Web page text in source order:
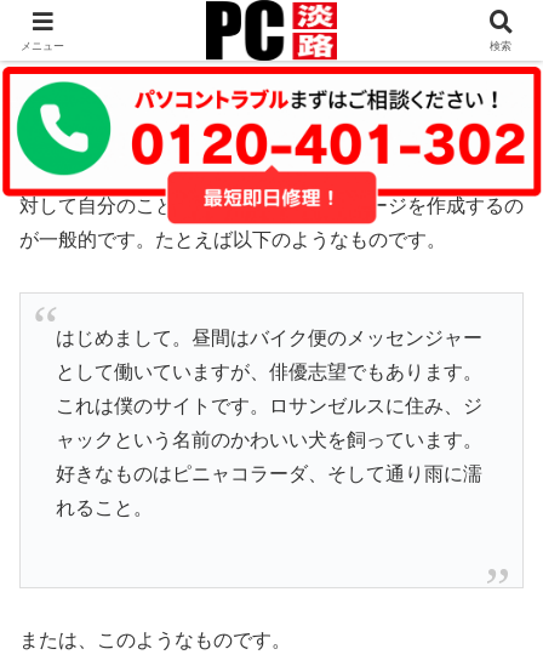
これはサンプルページです。同じ位置に固定され、(多く
のテーマでは) サイトナビゲーションメニューに含まれる
点がブログ投稿とは異なります。まずは、サイト訪問者に
対して自分のことを説明する自己紹介ページを作成するの
が一般的です。たとえば以下のようなものです。
はじめまして。昼間はバイク便のメッセンジャー
として働いていますが、俳優志望でもあります。
これは僕のサイトです。ロサンゼルスに住み、ジ
ャックという名前のかわいい犬を飼っています。
好きなものはピニャコラーダ、そして通り雨に濡
れること。
または、このようなものです。
メニュー 検索